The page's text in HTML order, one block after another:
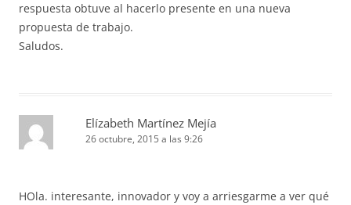
respuesta obtuve al hacerlo presente en una nueva
propuesta de trabajo.
Saludos.
Elízabeth Martínez Mejía
26 octubre, 2015 a las 9:26
HOla. interesante, innovador y voy a arriesgarme a ver qué